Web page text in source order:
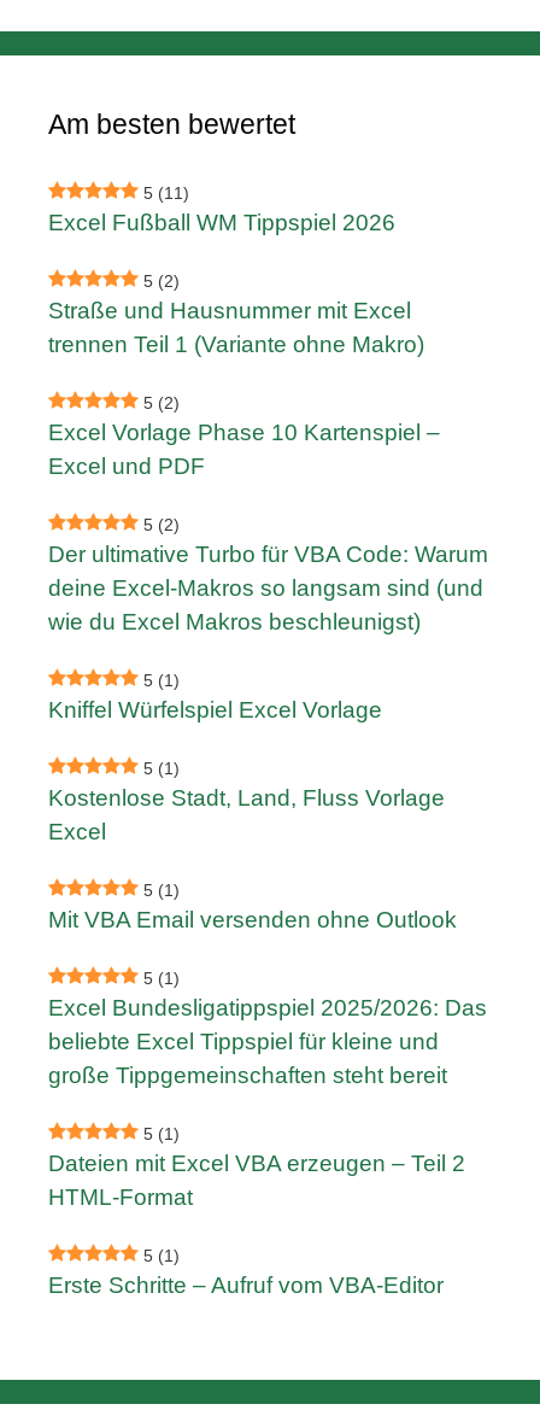
Am besten bewertet
5 (11)
Excel Fußball WM Tippspiel 2026
5 (2)
Straße und Hausnummer mit Excel
trennen Teil 1 (Variante ohne Makro)
5 (2)
Excel Vorlage Phase 10 Kartenspiel –
Excel und PDF
5 (2)
Der ultimative Turbo für VBA Code: Warum
deine Excel-Makros so langsam sind (und
wie du Excel Makros beschleunigst)
5 (1)
Kniffel Würfelspiel Excel Vorlage
5 (1)
Kostenlose Stadt, Land, Fluss Vorlage
Excel
5 (1)
Mit VBA Email versenden ohne Outlook
5 (1)
Excel Bundesligatippspiel 2025/2026: Das
beliebte Excel Tippspiel für kleine und
große Tippgemeinschaften steht bereit
5 (1)
Dateien mit Excel VBA erzeugen – Teil 2
HTML-Format
5 (1)
Erste Schritte – Aufruf vom VBA-Editor